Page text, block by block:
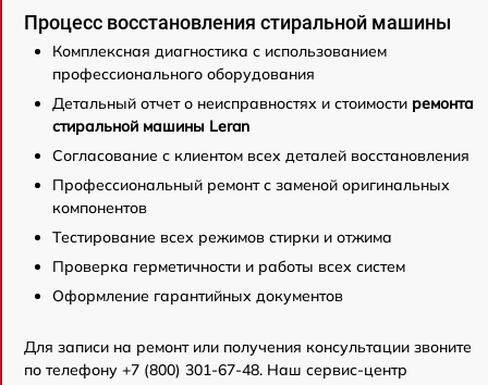
Процесс восстановления стиральной машины
Комплексная диагностика с использованием
профессионального оборудования
Детальный отчет о неисправностях и стоимости ремонта
стиральной машины Leran
Согласование с клиентом всех деталей восстановления
Профессиональный ремонт с заменой оригинальных
компонентов
Тестирование всех режимов стирки и отжима
Проверка герметичности и работы всех систем
Оформление гарантийных документов
Для записи на ремонт или получения консультации звоните
по телефону +7 (800) 301-67-48. Наш сервис-центр